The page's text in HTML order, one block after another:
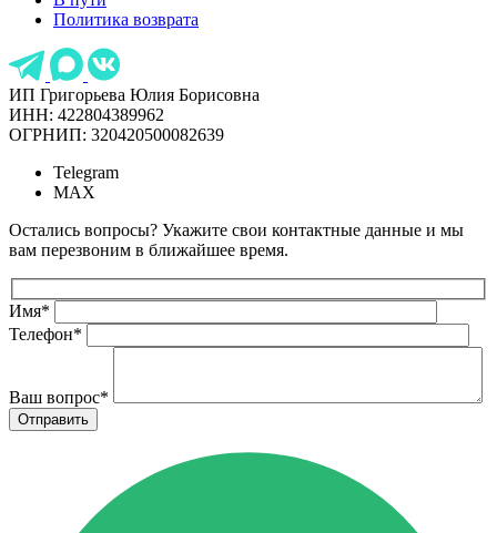
Политика возврата
ИП Григорьева Юлия Борисовна
ИНН: 422804389962
ОГРНИП: 320420500082639
Telegram
MAX
Остались вопросы? Укажите свои контактные данные и мы
вам перезвоним в ближайшее время.
Имя*
Телефон*
Ваш вопрос*